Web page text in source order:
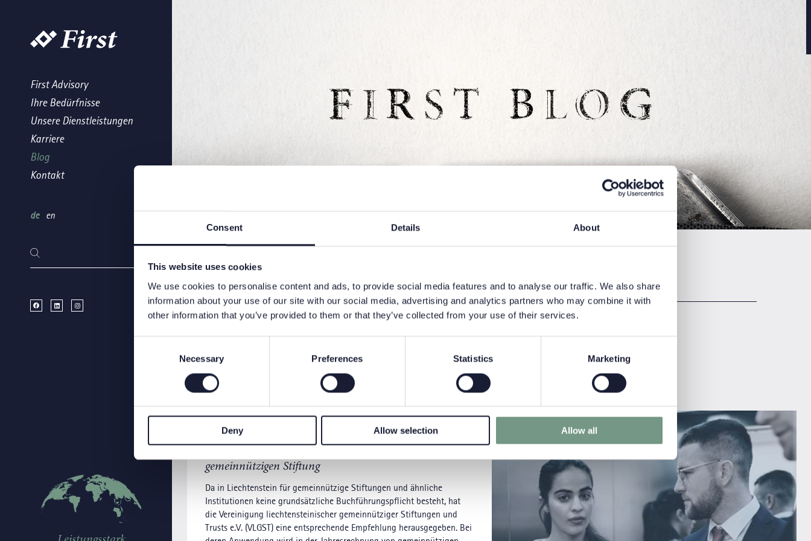
Consent Details About
This website uses cookies
We use cookies to personalise content and ads, to provide social media features and to analyse our traffic. We also share
information about your use of our site with our social media, advertising and analytics partners who may combine it with
other information that you’ve provided to them or that they’ve collected from your use of their services.
Necessary Preferences Statistics Marketing
Deny Allow selection Allow all
First Advisory
Ihre Bedürfnisse
Unsere Dienstleistungen
Karriere
Blog
Kontakt
de en
Blog
Kategorien
Alle anzeigen
- Know-how
gemeinnützigen Stiftung
Da in Liechtenstein für gemeinnützige Stiftungen und ähnliche
Institutionen keine grundsätzliche Buchführungspflicht besteht, hat
die Vereinigung liechtensteinischer gemeinnütziger Stiftungen und
Trusts e.V. (VLGST) eine entsprechende Empfehlung herausgegeben. Bei